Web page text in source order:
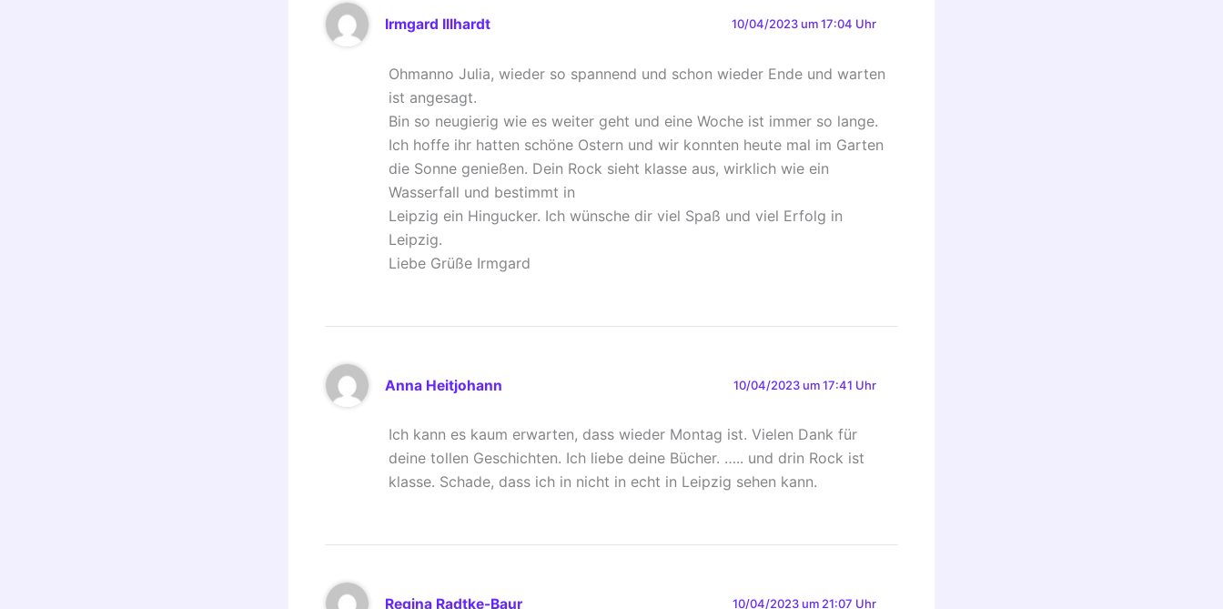
Irmgard Illhardt 10/04/2023 um 17:04 Uhr
Ohmanno Julia, wieder so spannend und schon wieder Ende und warten
ist angesagt.
Bin so neugierig wie es weiter geht und eine Woche ist immer so lange.
Ich hoffe ihr hatten schöne Ostern und wir konnten heute mal im Garten
die Sonne genießen. Dein Rock sieht klasse aus, wirklich wie ein
Wasserfall und bestimmt in
Leipzig ein Hingucker. Ich wünsche dir viel Spaß und viel Erfolg in
Leipzig.
Liebe Grüße Irmgard
Anna Heitjohann 10/04/2023 um 17:41 Uhr
Ich kann es kaum erwarten, dass wieder Montag ist. Vielen Dank für
deine tollen Geschichten. Ich liebe deine Bücher. ….. und drin Rock ist
klasse. Schade, dass ich in nicht in echt in Leipzig sehen kann.
Regina Radtke-Baur 10/04/2023 um 21:07 Uhr